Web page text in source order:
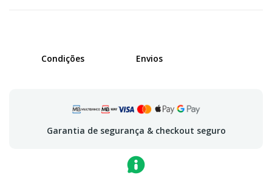
Condições Envios
Garantia de segurança & checkout seguro